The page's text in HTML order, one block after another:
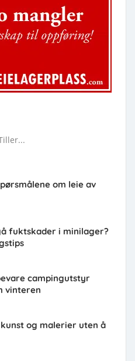
om leie av
fuktskader i minilager?
campingutstyr
vinteren
og malerier uten å